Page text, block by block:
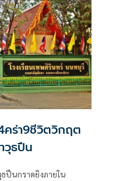
คร่า9ชีวิตวิกฤต
วุธปืน
ปืนกราดยิงภายใน